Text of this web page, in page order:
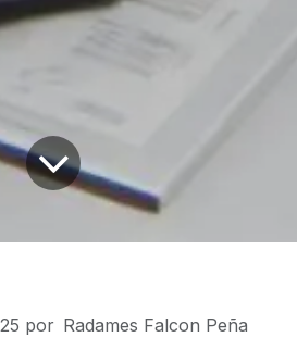
por Radames Falcon Peña